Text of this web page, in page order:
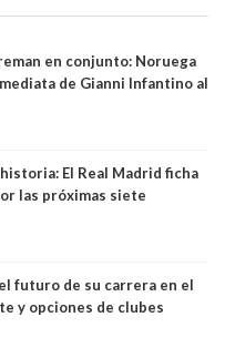
en conjunto: Noruega
de Gianni Infantino al
El Real Madrid ficha
las próximas siete
futuro de su carrera en el
y opciones de clubes